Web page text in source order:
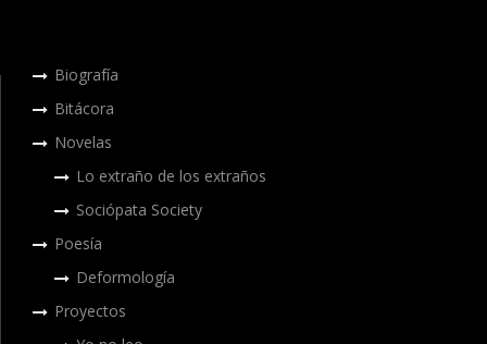
Biografía
Bitácora
Novelas
Lo extraño de los extraños
Sociópata Society
Poesía
Deformología
Proyectos